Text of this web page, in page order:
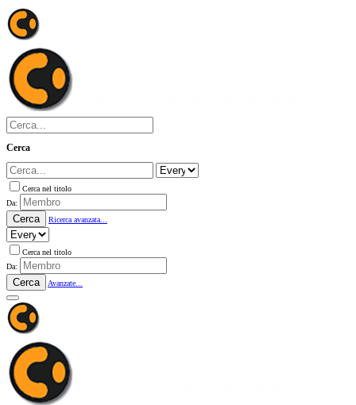
Cerca
Cerca nel titolo
Da:
Cerca Ricerca avanzata...
Cerca nel titolo
Da:
Cerca Avanzate...